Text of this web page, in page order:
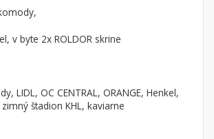
Ponuka RK
Len s fotkou
v byte 2x ROLDOR skrine
LIDL, OC CENTRAL, ORANGE, Henkel,
štadion KHL, kaviarne